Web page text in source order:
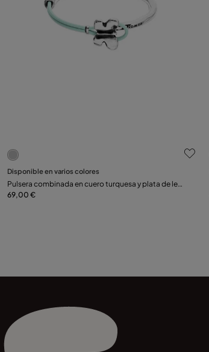
5 de 5 Valoraciones de clientes
Seleccionar talla
S M L
Disponible en varios colores
Pulsera combinada en cuero turquesa y plata de ley
con adorno de mariposa
69,00 €